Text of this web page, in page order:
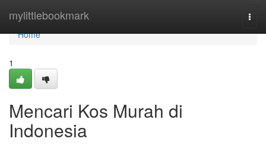
mylittlebookmark
Home
Home
1
Mencari Kos Murah di
Indonesia